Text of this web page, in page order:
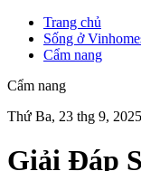
Trang chủ
Sống ở
Cẩm nang
Cẩm nang
Thứ Ba, 23 thg 9,
Giải Đáp